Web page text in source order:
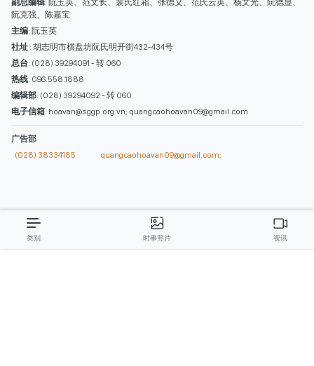
(028) 38334185
quangcaohoavan09@gmail.com;
类别